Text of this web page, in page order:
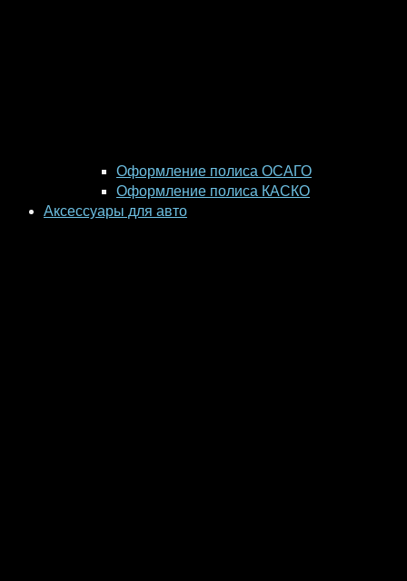
Оформление полиса ОСАГО
Оформление полиса КАСКО
Аксессуары для авто